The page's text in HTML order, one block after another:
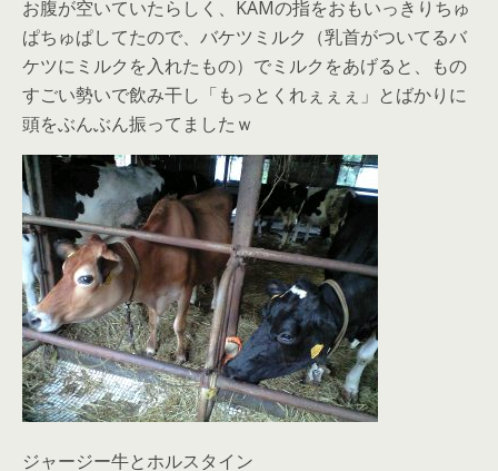
お腹が空いていたらしく、KAMの指をおもいっきりちゅ
ぱちゅぱしてたので、バケツミルク（乳首がついてるバ
ケツにミルクを入れたもの）でミルクをあげると、もの
すごい勢いで飲み干し「もっとくれぇぇぇ」とばかりに
頭をぶんぶん振ってましたｗ
ジャージー牛とホルスタイン